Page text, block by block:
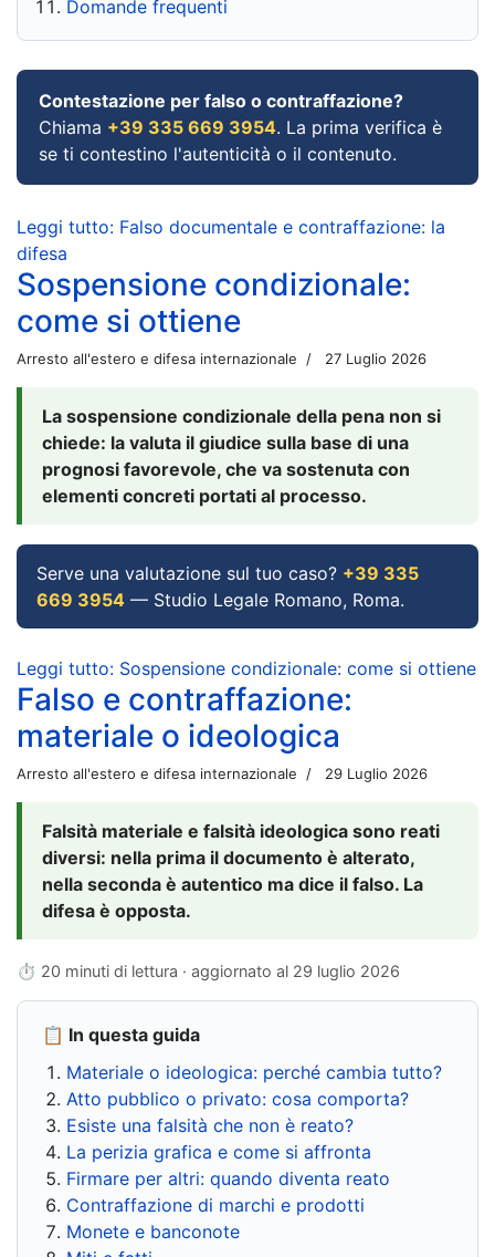
Domande frequenti
Contestazione per falso o contraffazione?
Chiama +39 335 669 3954. La prima verifica è
se ti contestino l'autenticità o il contenuto.
Leggi tutto: Falso documentale e contraffazione: la
difesa
Sospensione condizionale:
come si ottiene
Arresto all'estero e difesa internazionale 27 Luglio 2026
La sospensione condizionale della pena non si
chiede: la valuta il giudice sulla base di una
prognosi favorevole, che va sostenuta con
elementi concreti portati al processo.
Serve una valutazione sul tuo caso? +39 335
669 3954 — Studio Legale Romano, Roma.
Leggi tutto: Sospensione condizionale: come si ottiene
Falso e contraffazione:
materiale o ideologica
Arresto all'estero e difesa internazionale 29 Luglio 2026
Falsità materiale e falsità ideologica sono reati
diversi: nella prima il documento è alterato,
nella seconda è autentico ma dice il falso. La
difesa è opposta.
⏱ 20 minuti di lettura · aggiornato al 29 luglio 2026
📋 In questa guida
Materiale o ideologica: perché cambia tutto?
Atto pubblico o privato: cosa comporta?
Esiste una falsità che non è reato?
La perizia grafica e come si affronta
Firmare per altri: quando diventa reato
Contraffazione di marchi e prodotti
Monete e banconote